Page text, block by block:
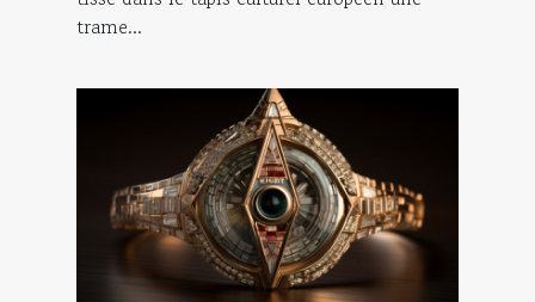
trame...